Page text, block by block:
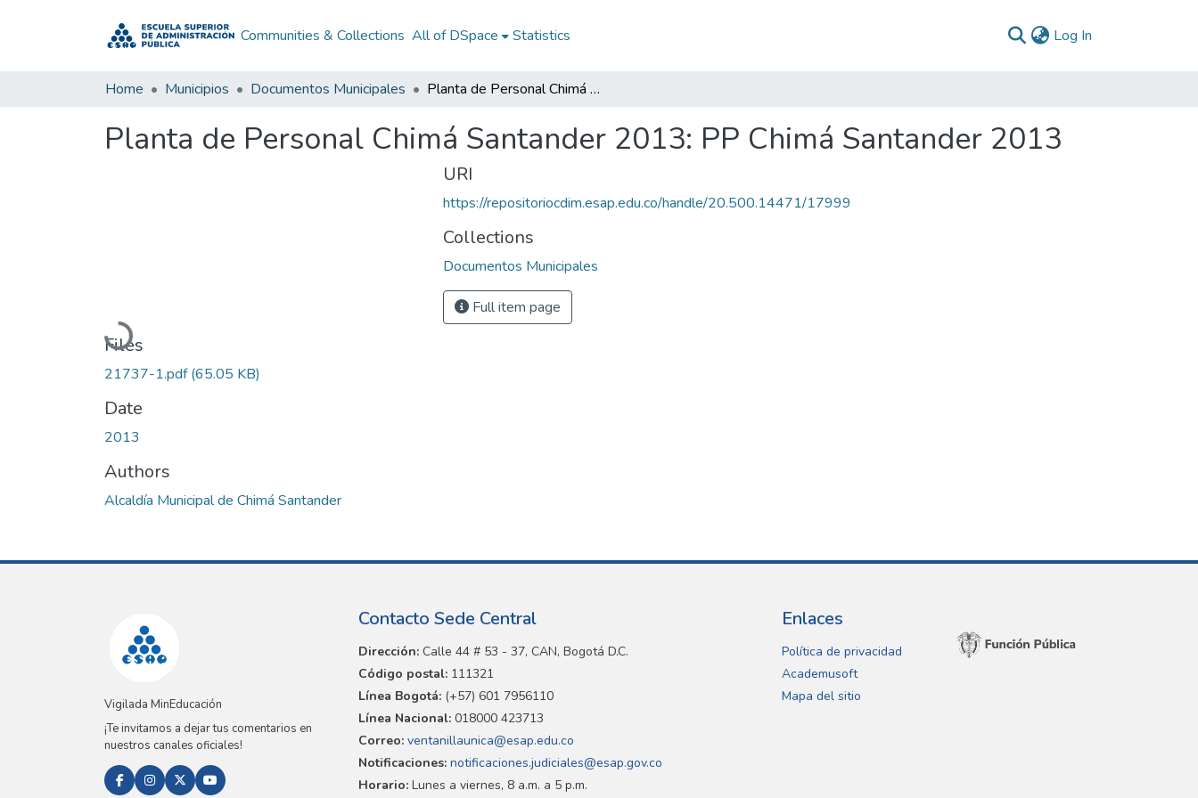
Communities & Collections All of DSpace Statistics Log In
Home Municipios Documentos Municipales Planta de Personal Chimá Santander 2013: PP Chimá Santander 2013
Planta de Personal Chimá Santander 2013: PP Chimá Santander 2013
Loading...
Files
21737-1.pdf(65.05 KB)
Date
2013
Authors
Alcaldía Municipal de Chimá Santander
URI
https://repositoriocdim.esap.edu.co/handle/20.500.14471/17999
Collections
Documentos Municipales
Full item page
Vigilada MinEducación
¡Te invitamos a dejar tus comentarios en
nuestros canales oficiales!
Contacto Sede Central
Dirección: Calle 44 # 53 - 37, CAN, Bogotá D.C.
Código postal: 111321
Línea Bogotá: (+57) 601 7956110
Línea Nacional: 018000 423713
Correo: ventanillaunica@esap.edu.co
Notificaciones: notificaciones.judiciales@esap.gov.co
Horario: Lunes a viernes, 8 a.m. a 5 p.m.
Enlaces
Política de privacidad
Academusoft
Mapa del sitio